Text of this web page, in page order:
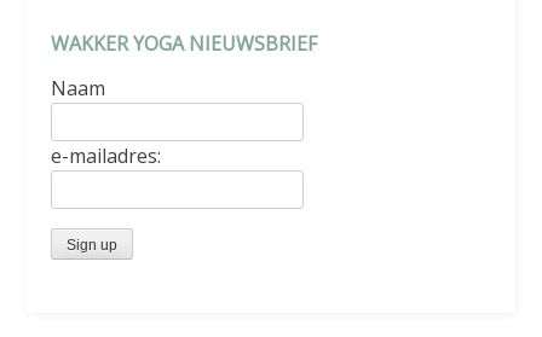
WAKKER YOGA NIEUWSBRIEF
Naam
e-mailadres: